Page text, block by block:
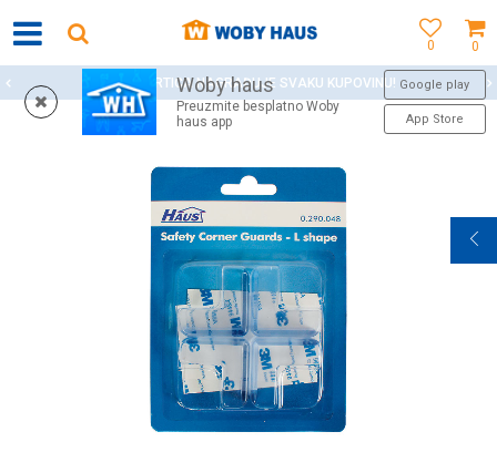
0
0
Woby haus
Preuzmite besplatno Woby
haus app
Google play
App Store
WOBY KARTICA NAGRAĐUJE SVAKU KUPOVINU!